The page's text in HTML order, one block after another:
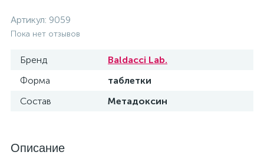
Артикул: 9059
Пока нет отзывов
Бренд
Baldacci Lab.
Форма
таблетки
Состав
Метадоксин
Описание